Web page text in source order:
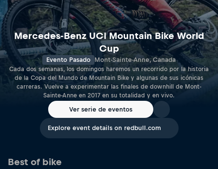
Mercedes-Benz UCI Mountain Bike World
Cup
Evento Pasado Mont-Sainte-Anne, Canada
Cada dos semanas, los domingos haremos un recorrido por la historia
de la Copa del Mundo de Mountain Bike y algunas de sus icónicas
carreras. Vuelve a experimentar las finales de downhill de Mont-
Sainte-Anne en 2017 en su totalidad y en vivo.
Ver serie de eventos
Explore event details on redbull.com
Best of bike